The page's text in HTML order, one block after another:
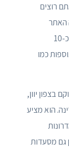
רוצים
האתר
בשבילכם. האתר מציע מסלולים באורך של כ-10
כמו
בצפון יוון,
הוא מציע
עם מדרונות
גם מסעדות